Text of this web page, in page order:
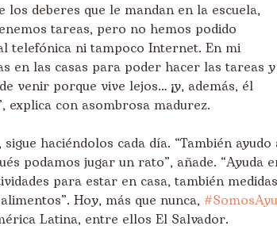
los deberes que le mandan en la escuela,
tareas, pero no hemos podido
telefónica ni tampoco Internet. En mi
en las casas para poder hacer las tareas y
venir porque vive lejos… ¡y, además, él
explica con asombrosa madurez.
haciéndolos cada día. “También ayudo
podamos jugar un rato”, añade. “Ayuda
para estar en casa, también medidas
Hoy, más que nunca,
Latina, entre ellos El Salvador.